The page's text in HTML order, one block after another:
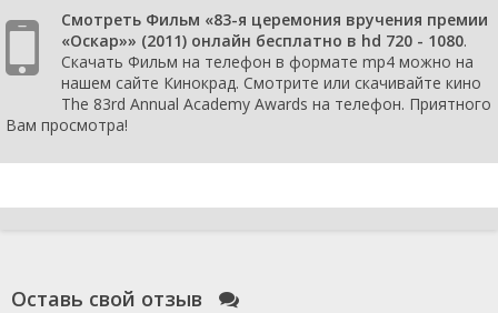
Смотреть Фильм «83-я церемония вручения премии
«Оскар»» (2011) онлайн бесплатно в hd 720 - 1080.
Скачать Фильм на телефон в формате mp4 можно на
нашем сайте Кинокрад. Смотрите или скачивайте кино
The 83rd Annual Academy Awards на телефон. Приятного
Вам просмотра!
Оставь свой отзыв